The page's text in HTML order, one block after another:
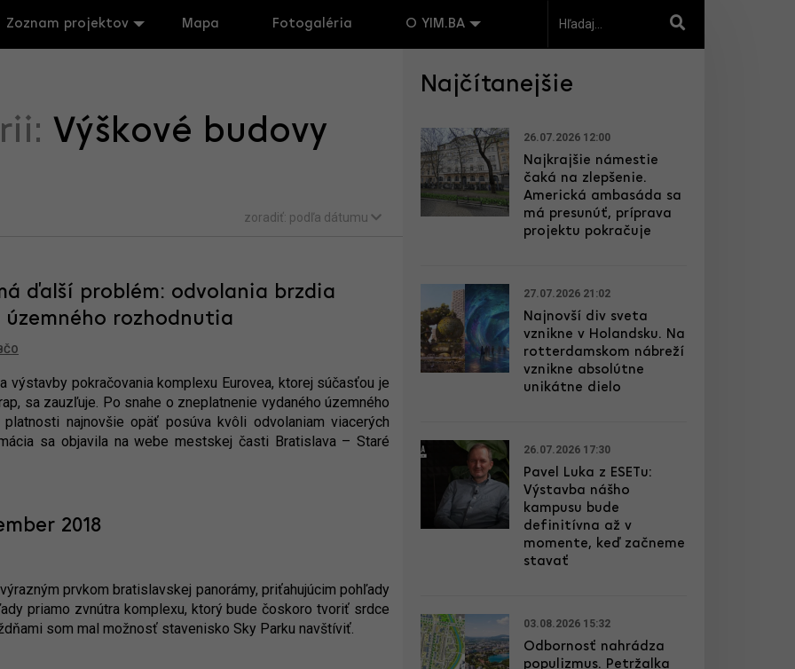
Zoznam projektov Mapa Fotogaléria O YIM.BA
Výškové budovy
zoradiť: podľa dátumu
ďalší problém: odvolania brzdia
rozhodnutia
výstavby pokračovania komplexu Eurovea, ktorej súčasťou je
sa zauzľuje. Po snahe o zneplatnenie vydaného územného
najnovšie opäť posúva kvôli odvolaniam viacerých
sa objavila na webe mestskej časti Bratislava – Staré
2018
prvkom bratislavskej panorámy, priťahujúcim pohľady
priamo zvnútra komplexu, ktorý bude čoskoro tvoriť srdce
som mal možnosť stavenisko Sky Parku navštíviť.
Najčítanejšie
26.07.2026 12:00
Najkrajšie námestie
čaká na zlepšenie.
Americká ambasáda sa
má presunúť, príprava
projektu pokračuje
27.07.2026 21:02
Najnovší div sveta
vznikne v Holandsku. Na
rotterdamskom nábreží
vznikne absolútne
unikátne dielo
26.07.2026 17:30
Pavel Luka z ESETu:
Výstavba nášho
kampusu bude
definitívna až v
momente, keď začneme
stavať
03.08.2026 15:32
Odbornosť nahrádza
populizmus. Petržalka